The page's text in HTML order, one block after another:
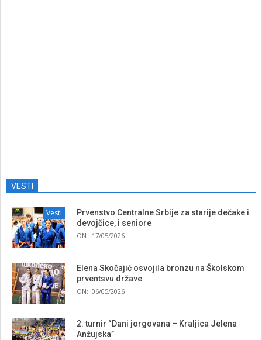
VESTI
Vesti
Prvenstvo Centralne Srbije za starije dečake i
devojčice, i seniore
ON: 17/05/2026
Elena Skočajić osvojila bronzu na Školskom
prventsvu države
ON: 06/05/2026
2. turnir “Dani jorgovana – Kraljica Jelena
Anžujska”